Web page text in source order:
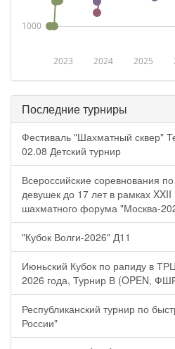
2023 2024 2025
1000
Последние турниры
Фестиваль "Шахматный сквер"
02.08 Детский турнир
Всероссийские соревнования
девушек до 17 лет в рамках
шахматного форума "Москва-
"Кубок Волги-2026" Д11
Июньский Кубок по рапиду в
2026 года, Турнир В (OPEN,
Республиканский турнир по
России"